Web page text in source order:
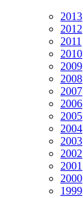
2013
2012
2011
2010
2009
2008
2007
2006
2005
2004
2003
2002
2001
2000
1999